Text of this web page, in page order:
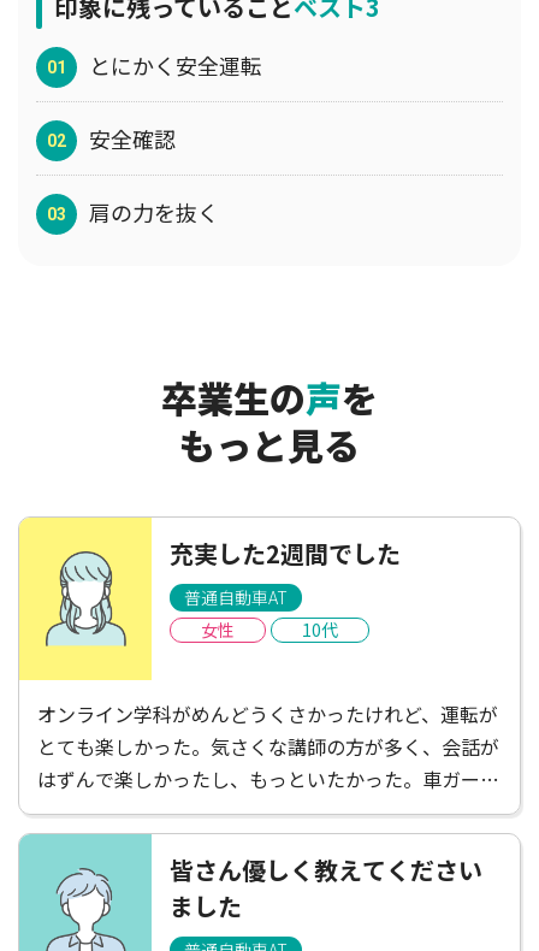
とにかく安全運転
安全確認
肩の力を抜く
卒業生の声を
もっと見る
充実した2週間でした
普通自動車AT
女性
10代
オンライン学科がめんどうくさかったけれど、運転が
とても楽しかった。気さくな講師の方が多く、会話が
はずんで楽しかったし、もっといたかった。車ガール
は遠くて不便だと感じたけれど、たくさんごはんやさ
んがあって楽しかったし、講師の方がお店を教えてく
ださったりして楽しかった！充実した2週間でした。
皆さん優しく教えてください
ました